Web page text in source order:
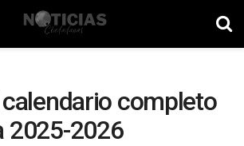
calendario completo
2025-2026